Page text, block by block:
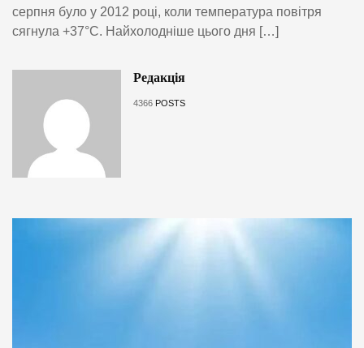
серпня було у 2012 році, коли температура повітря
сягнула +37°C. Найхолодніше цього дня […]
Редакція
4366 POSTS